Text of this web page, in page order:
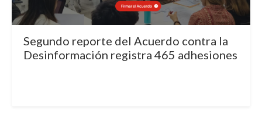
Segundo reporte del Acuerdo contra la
Desinformación registra 465 adhesiones